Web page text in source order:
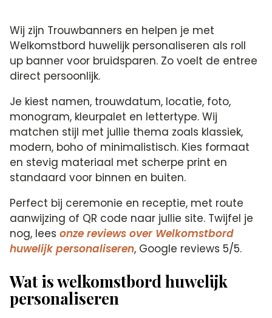
Wij zijn Trouwbanners en helpen je met
Welkomstbord huwelijk personaliseren als roll
up banner voor bruidsparen. Zo voelt de entree
direct persoonlijk.
Je kiest namen, trouwdatum, locatie, foto,
monogram, kleurpalet en lettertype. Wij
matchen stijl met jullie thema zoals klassiek,
modern, boho of minimalistisch. Kies formaat
en stevig materiaal met scherpe print en
standaard voor binnen en buiten.
Perfect bij ceremonie en receptie, met route
aanwijzing of QR code naar jullie site. Twijfel je
nog, leesonze reviews over Welkomstbord
huwelijk personaliseren, Google reviews 5/5.
Wat is welkomstbord huwelijk
personaliseren